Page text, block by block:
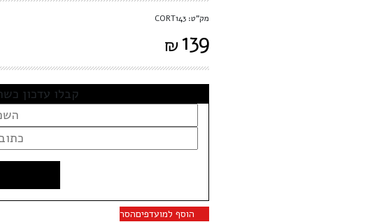
מק"ט: CORT143
₪139
קבלו עדכון
הוסף למועדפיםהסר